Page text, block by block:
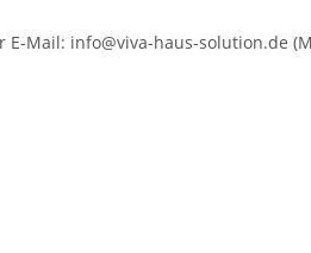
Mail: info@viva-haus-solution.de